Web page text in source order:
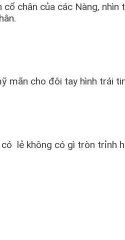
chân của các Nàng, nhìn
mãn cho đôi tay hình trái
lẻ không có gì tròn trỉnh